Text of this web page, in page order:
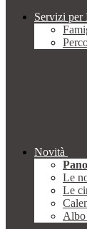
Servizi per
Novità
Le
Le